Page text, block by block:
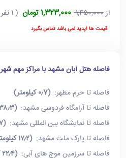
از1,450,000 1,323,000 تومان ( 1 نفر 1 شب)
قیمت ها آپدید نمی باشد تماس بگیرد
فاصله هتل آبان مشهد با مراکز مهم شهر
فاصله تا حرم مطهر:(۰٫7 کیلومتر)
فاصله تا آرامگاه فردوسی مشهد:(۳۸٫۳ کیلومتر)
فاصله تا نمایشگاه بین المللی مشهد:(۱۷٫۷ کیلومتر)
فاصله تا پارک ملت مشهد:(۱۷٫۲ کیلومتر)
فاصله تا سرزمین موج های آبی:(۲۲٫۴ کیلومتر)